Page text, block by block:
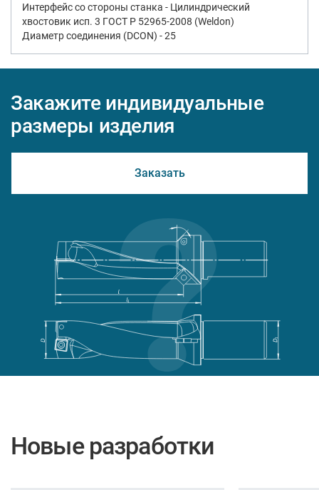
Интерфейс со стороны станка - Цилиндрический
хвостовик исп. 3 ГОСТ Р 52965-2008 (Weldon)
Диаметр соединения (DCON) - 25
Закажите индивидуальные
размеры изделия
Заказать
Новые разработки